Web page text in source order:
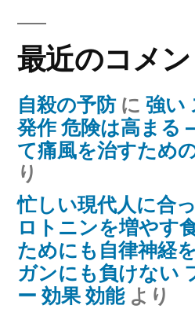
最近のコメン
自殺の予防に 強い
発作 危険は高まる
て痛風を治すため
り
忙しい現代人に合
ロトニンを増やす
ためにも自律神経
ガンにも負けない
ー 効果 効能より